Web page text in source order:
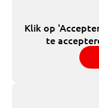
Klik op
te